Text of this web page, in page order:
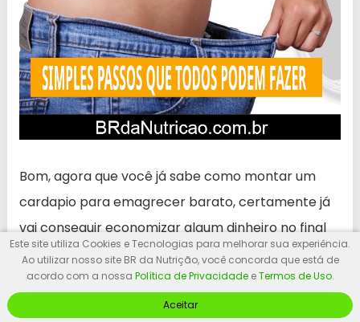
Bom, agora que você já sabe como montar um
cardapio para emagrecer barato, certamente já
vai conseguir economizar algum dinheiro no final
do mês.
poupar maiores gastos e
Este site utiliza Cookies e Tecnologias para melhorar sua experiência.
Ao utilizar nosso site BR da Nutrição, você concorda que está de
acordo com a nossa Política de PrivacidadeeTermos de Uso.
Aceitar